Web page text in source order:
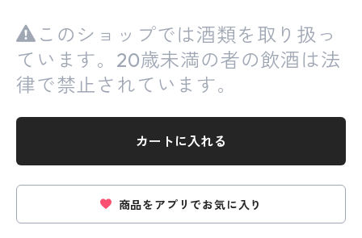
このショップでは酒類を取り扱っ
ています。20歳未満の者の飲酒は法
律で禁止されています。
カートに入れる
商品をアプリでお気に入り